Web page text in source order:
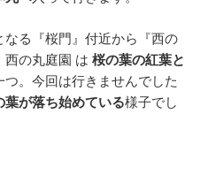
なる『桜門』付近から『西の
西の丸庭園 は 桜の葉の紅葉と
つ。今回は行きませんでした
葉が落ち始めている様子でし